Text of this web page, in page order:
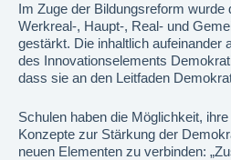
Im Zuge der Bildungsreform wurde
Werkreal-, Haupt-, Real- und
gestärkt. Die inhaltlich aufeinander
des Innovationselements
dass sie an den Leitfaden
Schulen haben die Möglichkeit,
Konzepte zur Stärkung der
neuen Elementen zu verbinden: